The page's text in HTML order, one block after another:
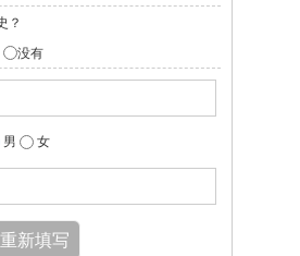
？
没有
男 女